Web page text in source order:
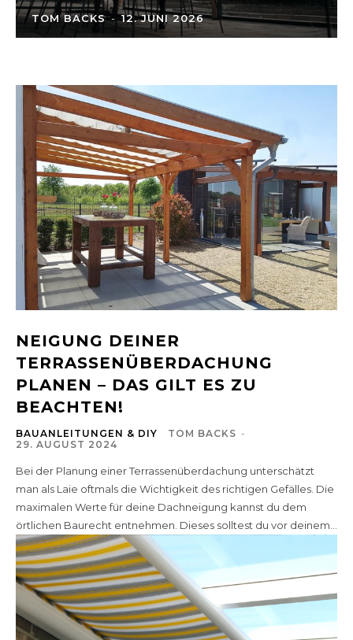
TOM BACKS - 12. JUNI 2026
NEIGUNG DEINER
TERRASSENÜBERDACHUNG
PLANEN – DAS GILT ES ZU
BEACHTEN!
BAUANLEITUNGEN & DIY TOM BACKS -
29. AUGUST 2024
Bei der Planung einer Terrassenüberdachung unterschätzt
man als Laie oftmals die Wichtigkeit des richtigen Gefälles. Die
maximalen Werte für deine Dachneigung kannst du dem
örtlichen Baurecht entnehmen. Dieses solltest du vor deinem...